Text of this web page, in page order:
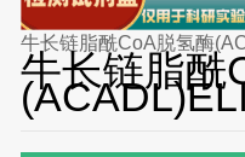
牛长链脂酰CoA脱氢酶
牛长链脂酰